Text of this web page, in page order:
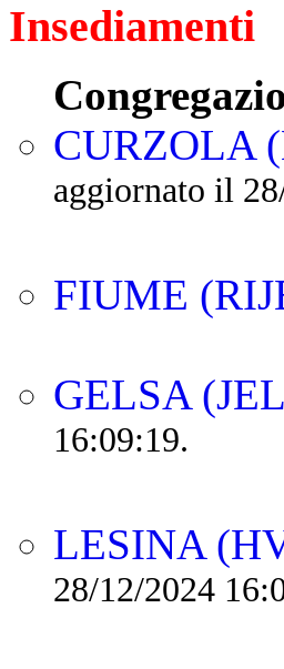
Insediamenti
CURZOLA
aggiornato il
FIUME
GELSA
16:09:19.
LESINA
28/12/2024